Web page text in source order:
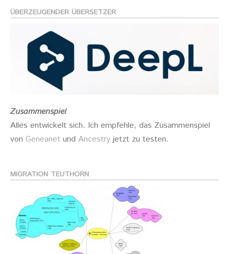
ÜBERZEUGENDER ÜBERSETZER
Zusammenspiel
Alles entwickelt sich. Ich empfehle, das Zusammenspiel
von Geneanet und Ancestry jetzt zu testen.
MIGRATION TEUTHORN